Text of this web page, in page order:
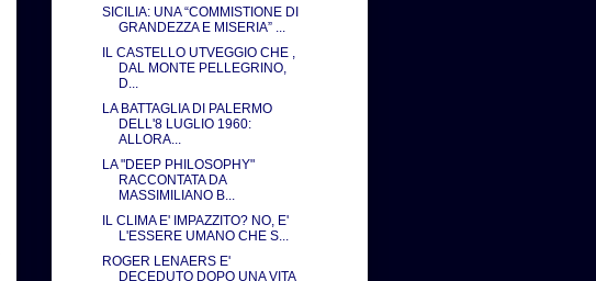
SICILIA: UNA “COMMISTIONE DI
GRANDEZZA E MISERIA” ...
IL CASTELLO UTVEGGIO CHE ,
DAL MONTE PELLEGRINO,
D...
LA BATTAGLIA DI PALERMO
DELL'8 LUGLIO 1960:
ALLORA...
LA "DEEP PHILOSOPHY"
RACCONTATA DA
MASSIMILIANO B...
IL CLIMA E' IMPAZZITO? NO, E'
L'ESSERE UMANO CHE S...
ROGER LENAERS E'
DECEDUTO DOPO UNA VITA